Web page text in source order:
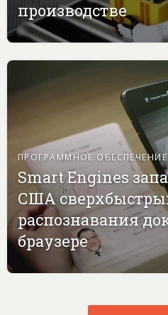
производстве
ПРОГРАММНОЕ ОБЕСПЕЧЕНИЕ
Smart Engines
США
распознавания
браузере